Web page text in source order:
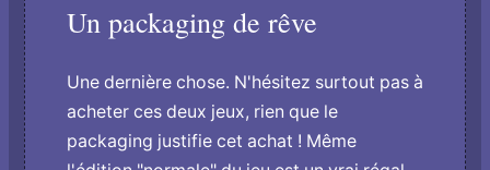
Un packaging de rêve
Une dernière chose. N'hésitez surtout pas à
acheter ces deux jeux, rien que le
packaging justifie cet achat ! Même